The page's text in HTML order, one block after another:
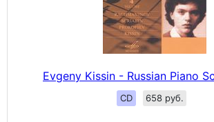
Evgeny Kissin - Russian Piano
CD 658 руб.